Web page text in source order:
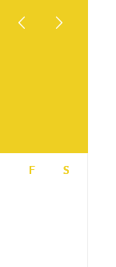
F S